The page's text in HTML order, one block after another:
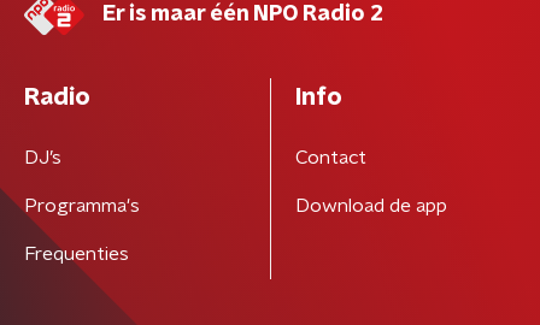
Er is maar één NPO Radio 2
Radio
DJ’s
Programma's
Frequenties
Info
Contact
Download de app